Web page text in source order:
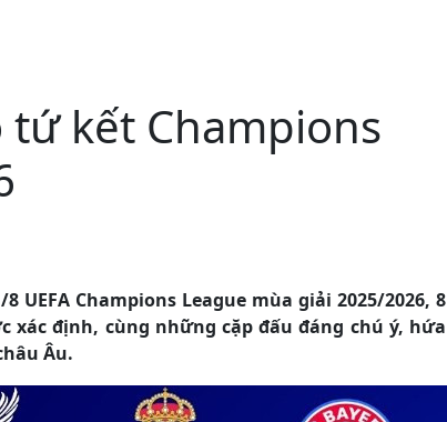
tứ kết Champions
Champions League mùa giải 2025/2026, 8
định, cùng những cặp đấu đáng chú ý, hứa
Âu.